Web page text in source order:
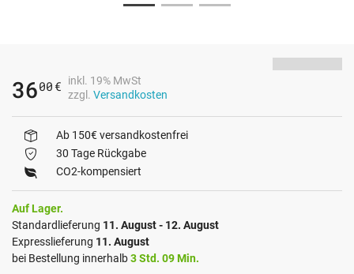
3600 €
inkl. 19% MwSt
zzgl. Versandkosten
Ab 150€ versandkostenfrei
30 Tage Rückgabe
CO2-kompensiert
Auf Lager.
Standardlieferung 11. August - 12. August
Expresslieferung 11. August
bei Bestellung innerhalb3 Std. 09 Min.